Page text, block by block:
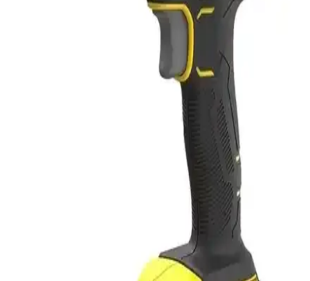
Hyundai HP810SET 810W Darbeli Matkap Seti
Güçlü Performans ve Çok Fonksiyonlilik
Hyundai HP810SET 810W darbeli matkap, yüksek performansı ve
çok fonksiyonlu özellikleriyle inşaat ve tadilat projelerinde ideal
çözümler sunar. Hafif tasarımı ve uç setiyle kullanım kolaylığı
Deko DKT2069 Darbeli Çift Motor Turbo Şarjlı
Entegreli Vidalama Matkap Özellikleri ve Kullanıcı
Deko DKT2069, yüksek tork ve çift akü ile uzun süreli kullanım
sağlayan, farklı hız ve darbelerle çeşitli malzemelere uygun,
AEG BSB 18 C2BL LI-202C Akülü Matkap:
Yüksek Performans ve Dayanıklılık Özellikleri